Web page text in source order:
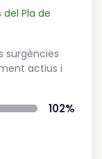
Pla de
surgències
actius i
102%